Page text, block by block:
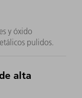
y óxido
pulidos.
alta